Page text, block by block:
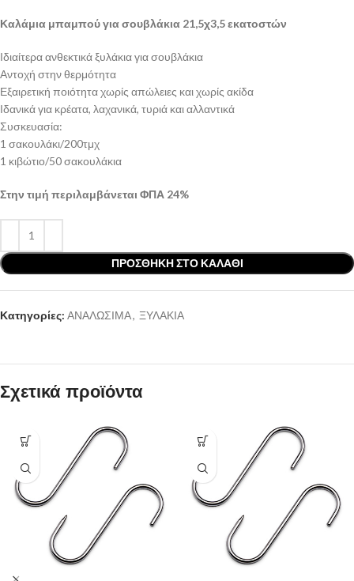
Καλάμια μπαμπού για σουβλάκια 21,5χ3,5 εκατοστών
Ιδιαίτερα ανθεκτικά ξυλάκια για σουβλάκια
Αντοχή στην θερμότητα
Εξαιρετική ποιότητα χωρίς απώλειες και χωρίς ακίδα
Ιδανικά για κρέατα, λαχανικά, τυριά και αλλαντικά
Συσκευασία:
1 σακουλάκι/200τμχ
1 κιβώτιο/50 σακουλάκια
Στην τιμή περιλαμβάνεται ΦΠΑ 24%
ΠΡΟΣΘΉΚΗ ΣΤΟ ΚΑΛΆΘΙ
Κατηγορίες: ΑΝΑΛΩΣΙΜΑ, ΞΥΛΑΚΙΑ
Σχετικά προϊόντα